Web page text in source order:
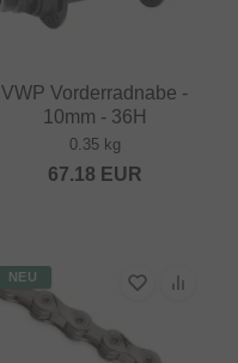
VWP Vorderradnabe -
10mm - 36H
0.35 kg
67.18 EUR
NEU